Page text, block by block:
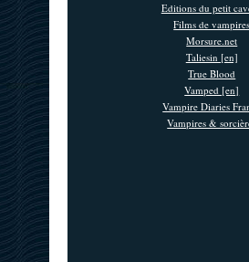
Editions du petit
Films de vampires
Morsure.net
Taliesin [en]
True Blood
Vamped [en]
Vampire Diaries
Vampires &